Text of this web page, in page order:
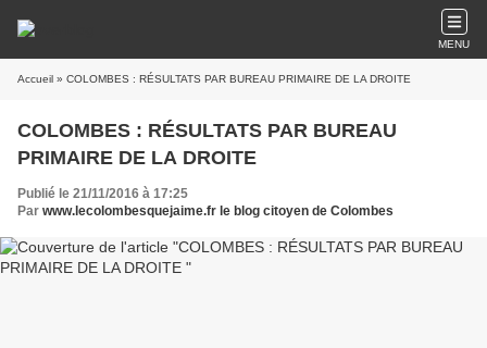
MENU
Accueil » COLOMBES : RÉSULTATS PAR BUREAU PRIMAIRE DE LA DROITE
COLOMBES : RÉSULTATS PAR BUREAU
PRIMAIRE DE LA DROITE
Publié le 21/11/2016 à 17:25
Par www.lecolombesquejaime.fr le blog citoyen de Colombes